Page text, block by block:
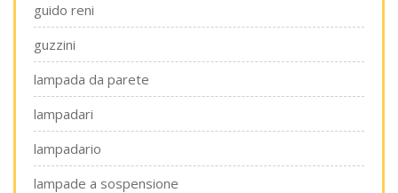
guido reni
guzzini
lampada da parete
lampadari
lampadario
lampade a sospensione